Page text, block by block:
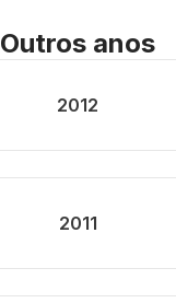
Outros anos
2012
2011